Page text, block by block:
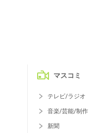
マスコミ
テレビ/ラジオ
音楽/芸能/制作
新聞